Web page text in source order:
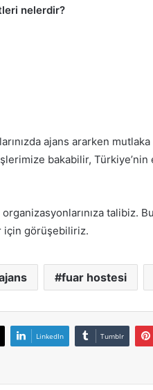
nelerdir?
ajans ararken
bakabilir, Türkiye’nin
talibiz.
için görüşebiliriz.
fuar hostesi
LinkedIn Tumblr